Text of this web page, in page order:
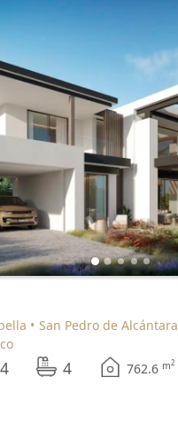
San Pedro de Alcántara
4 4 762.6 m2